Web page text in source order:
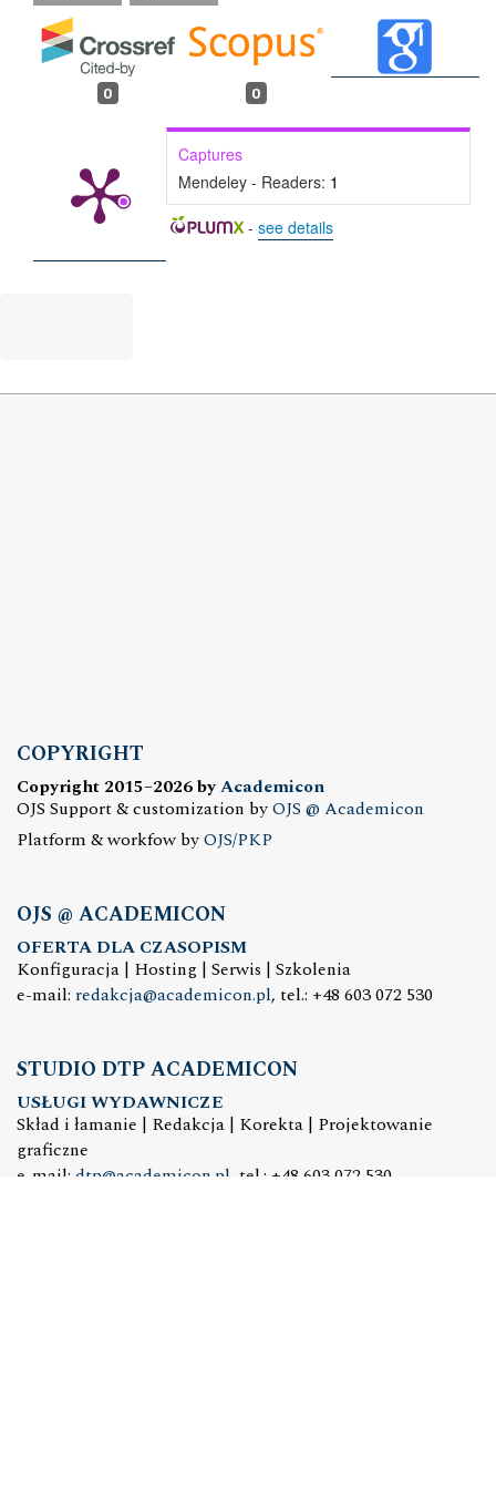
0 0
Captures
Mendeley - Readers: 1
- see details
COPYRIGHT
Copyright 2015–2026 byAcademicon
OJS Support & customization byOJS @ Academicon
Platform & workfow byOJS/PKP
OJS @ ACADEMICON
OFERTA DLA CZASOPISM
Konfiguracja | Hosting | Serwis | Szkolenia
e-mail: redakcja@academicon.pl, tel.: +48 603 072 530
STUDIO DTP ACADEMICON
USŁUGI WYDAWNICZE
Skład i łamanie | Redakcja | Korekta | Projektowanie
graficzne
e-mail: dtp@academicon.pl , tel.: +48 603 072 530